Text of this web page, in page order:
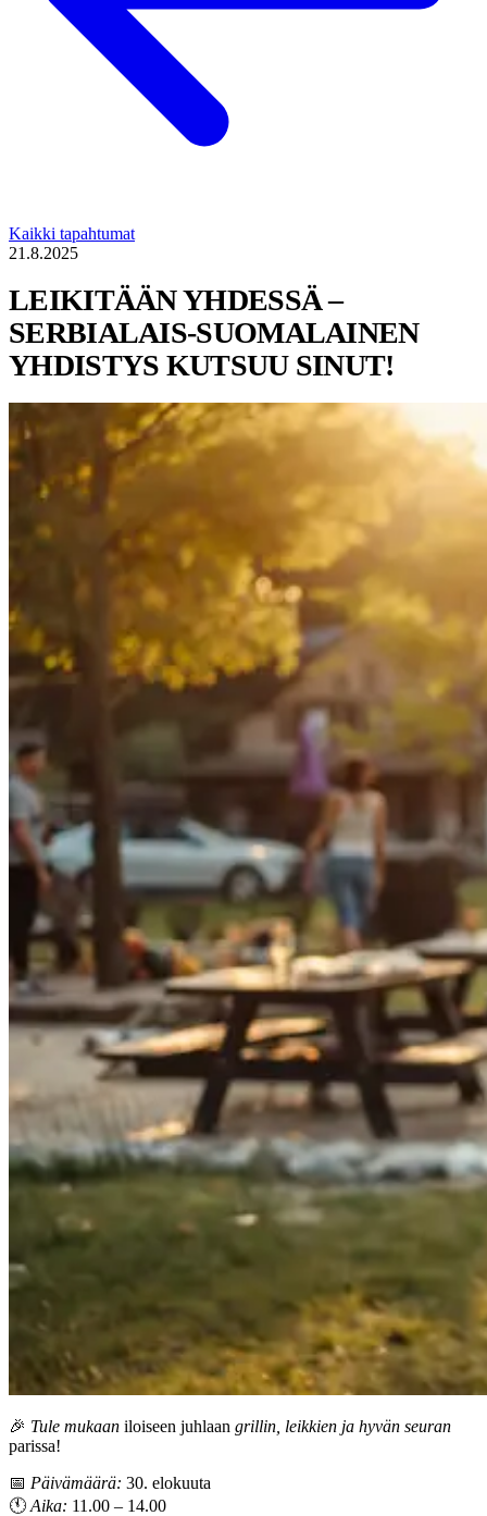
Kaikki tapahtumat
21.8.2025
LEIKITÄÄN YHDESSÄ –
SERBIALAIS-SUOMALAINEN
YHDISTYS KUTSUU SINUT!
🎉 Tule mukaan iloiseen juhlaan grillin, leikkien ja hyvän seuran
parissa!
📅 Päivämäärä: 30. elokuuta
🕚 Aika: 11.00 – 14.00